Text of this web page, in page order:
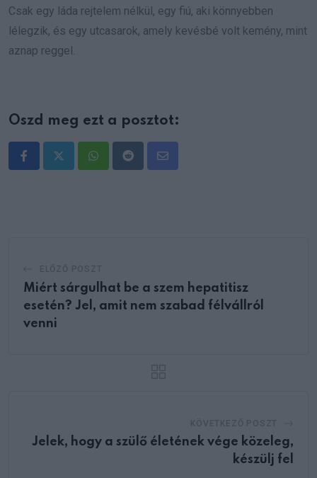
Csak egy láda rejtelem nélkül, egy fiú, aki könnyebben
lélegzik, és egy utcasarok, amely kevésbé volt kemény, mint
aznap reggel.
Oszd meg ezt a posztot:
WhatsappRedditShare
Miért sárgulhat be a szem hepatitisz
esetén? Jel, amit nem szabad félvállról
venni
Jelek, hogy a szülő életének vége közeleg,
készülj fel